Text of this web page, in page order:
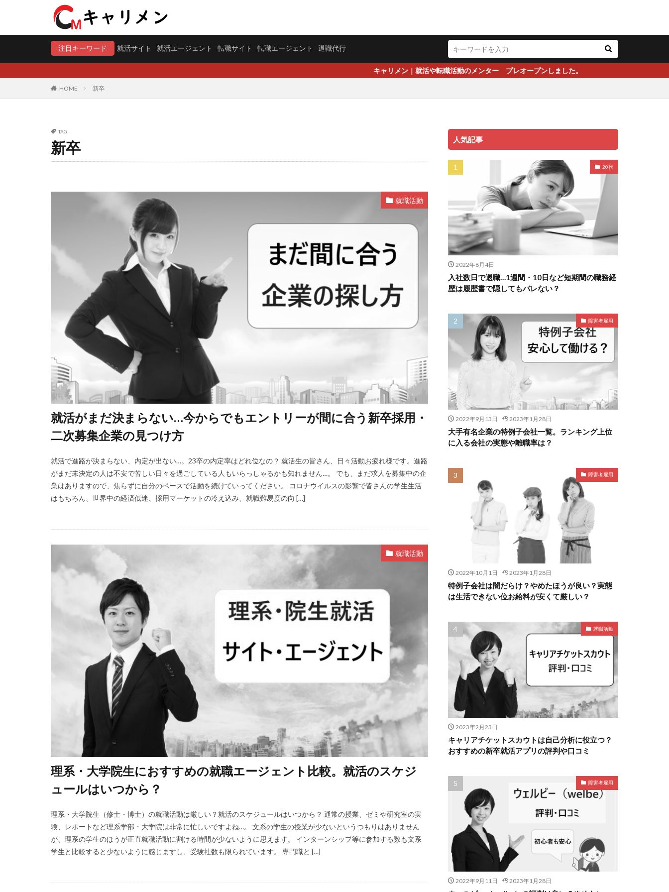
注目キーワード 就活サイト 就活エージェント 転職サイト 転職エージェント 退職代行
キャリメン｜就活や転職活動のメンター プレオープンしました。
HOME 新卒
TAG
新卒
就職活動
就活がまだ決まらない…今からでもエントリーが間に合う新卒採用・
二次募集企業の見つけ方
就活で進路が決まらない、内定が出ない…。23卒の内定率はどれ位なの？ 就活生の皆さん、日々活動お疲れ様です。進路
がまだ未決定の人は不安で苦しい日々を過ごしている人もいらっしゃるかも知れません…。 でも、まだ求人を募集中の企
業はありますので、焦らずに自分のペースで活動を続けていってください。 コロナウイルスの影響で皆さんの学生生活
はもちろん、世界中の経済低迷、採用マーケットの冷え込み、就職難易度の向 […]
就職活動
理系・大学院生におすすめの就職エージェント比較。就活のスケジ
ュールはいつから？
理系・大学院生（修士・博士）の就職活動は厳しい？就活のスケジュールはいつから？ 通常の授業、ゼミや研究室の実
験、レポートなど理系学部・大学院は非常に忙しいですよね…。 文系の学生の授業が少ないというつもりはありません
が、理系の学生のほうが正直就職活動に割ける時間が少ないように思えます。 インターンシップ等に参加する数も文系
学生と比較すると少ないように感じますし、受験社数も限られています。 専門職と […]
人気記事
20代
2022年8月4日
入社数日で退職…1週間・10日など短期間の職務経
歴は履歴書で隠してもバレない？
障害者雇用
2022年9月13日 2023年1月28日
大手有名企業の特例子会社一覧。ランキング上位
に入る会社の実態や離職率は？
障害者雇用
2022年10月1日 2023年1月28日
特例子会社は闇だらけ？やめたほうが良い？実態
は生活できない位お給料が安くて厳しい？
就職活動
2023年2月23日
キャリアチケットスカウトは自己分析に役立つ？
おすすめの新卒就活アプリの評判や口コミ
障害者雇用
2022年9月11日 2023年1月28日